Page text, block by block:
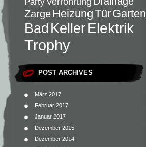
ZargeHeizungTürGarten
Bad KellerElektrik
Trophy
POST ARCHIVES
März 2017
Februar 2017
Januar 2017
Dezember 2015
Dezember 2014